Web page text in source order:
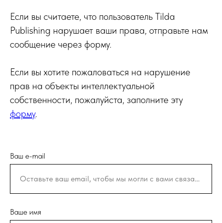
Если вы считаете, что пользователь Tilda
Publishing нарушает ваши права, отправьте нам
сообщение через форму.
Если вы хотите пожаловаться на нарушение
прав на объекты интеллектуальной
собственности, пожалуйста, заполните эту
форму.
Ваш e-mail
Оставьте ваш email, чтобы мы могли с вами связаться
Ваше имя